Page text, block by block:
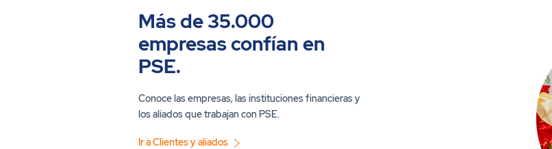
Más de 35.000
empresas confían en
PSE.
Conoce las empresas, las instituciones financieras y
los aliados que trabajan con PSE.
Ir a Clientes y aliados